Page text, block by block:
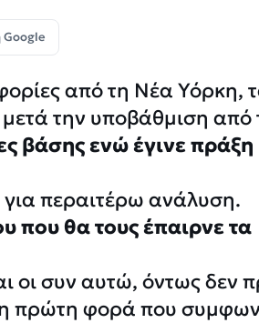
Google
από τη Νέα Υόρκη,
την υποβάθμιση από
βάσης ενώ έγινε πράξη
περαιτέρω ανάλυση.
που θα τους έπαιρνε τα
οι συν αυτώ, όντως δεν
η πρώτη φορά που